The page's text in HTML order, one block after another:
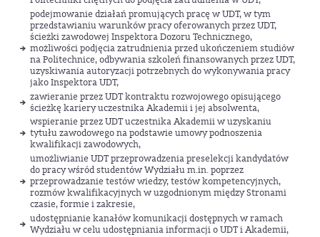
podejmowanie działań promujących pracę w UDT, w tym
przedstawianiu warunków pracy oferowanych przez UDT,
ścieżki zawodowej Inspektora Dozoru Technicznego,
możliwości podjęcia zatrudnienia przed ukończeniem studiów
na Politechnice, odbywania szkoleń finansowanych przez UDT,
uzyskiwania autoryzacji potrzebnych do wykonywania pracy
jako Inspektora UDT,
zawieranie przez UDT kontraktu rozwojowego opisującego
ścieżkę kariery uczestnika Akademii i jej absolwenta,
wspieranie przez UDT uczestnika Akademii w uzyskaniu
tytułu zawodowego na podstawie umowy podnoszenia
kwalifikacji zawodowych,
umożliwianie UDT przeprowadzenia preselekcji kandydatów
do pracy wśród studentów Wydziału m.in. poprzez
przeprowadzanie testów wiedzy, testów kompetencyjnych,
rozmów kwalifikacyjnych w uzgodnionym między Stronami
czasie, formie i zakresie,
udostępnianie kanałów komunikacji dostępnych w ramach
Wydziału w celu udostępniania informacji o UDT i Akademii,